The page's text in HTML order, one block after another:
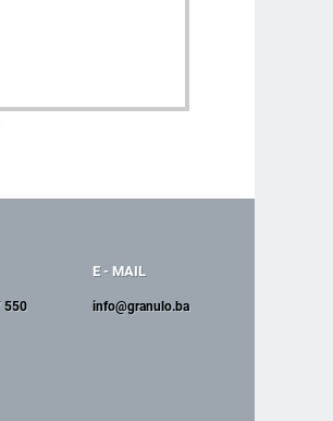
550
E - MAIL
info@granulo.ba